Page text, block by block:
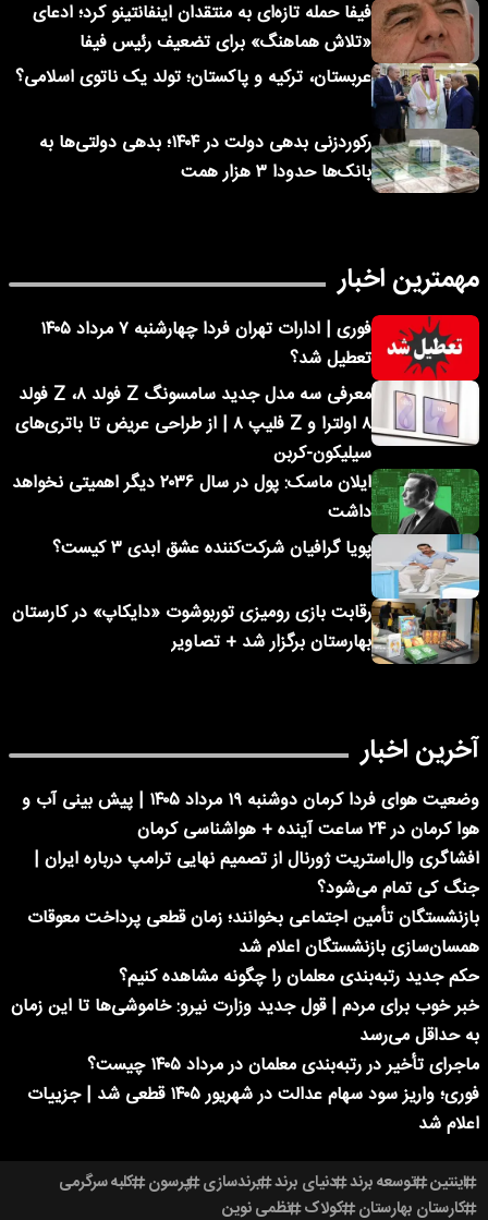
فیفا حمله تازه‌ای به منتقدان اینفانتینو کرد؛ ادعای
«تلاش هماهنگ» برای تضعیف رئیس فیفا
عربستان، ترکیه و پاکستان؛ تولد یک ناتوی اسلامی؟
رکوردزنی بدهی دولت در ۱۴۰۴؛ بدهی دولتی‌ها به
بانک‌ها حدودا ۳ هزار همت
مهمترین اخبار
فوری | ادارات تهران فردا چهارشنبه ۷ مرداد ۱۴۰۵
تعطیل شد؟
معرفی سه مدل جدید سامسونگ Z فولد ۸، Z فولد
۸ اولترا و Z فلیپ ۸ | از طراحی عریض تا باتری‌های
سیلیکون-کربن
ایلان ماسک: پول در سال ۲۰۳۶ دیگر اهمیتی نخواهد
داشت
پویا گرافیان شرکت‌کننده عشق ابدی ۳ کیست؟
رقابت بازی رومیزی توربوشوت «دایکاپ» در کارستان
بهارستان برگزار شد + تصاویر
آخرین اخبار
وضعیت هوای فردا کرمان دوشنبه ۱۹ مرداد ۱۴۰۵ | پیش بینی آب و
هوا کرمان در ۲۴ ساعت آینده + هواشناسی کرمان
افشاگری وال‌استریت ژورنال از تصمیم نهایی ترامپ درباره ایران |
جنگ کی تمام می‌شود؟
بازنشستگان تأمین اجتماعی بخوانند؛ زمان قطعی پرداخت معوقات
همسان‌سازی بازنشستگان اعلام شد
حکم جدید رتبه‌بندی معلمان را چگونه مشاهده کنیم؟
خبر خوب برای مردم | قول جدید وزارت نیرو: خاموشی‌ها تا این زمان
به حداقل می‌رسد
ماجرای تأخیر در رتبه‌بندی معلمان در مرداد ۱۴۰۵ چیست؟
فوری؛ واریز سود سهام عدالت در شهریور ۱۴۰۵ قطعی شد | جزییات
اعلام شد
اینتین توسعه برند دنیای برند برندسازی پرسون کلبه سرگرمی
کارستان بهارستان کولاک نظمی نوین